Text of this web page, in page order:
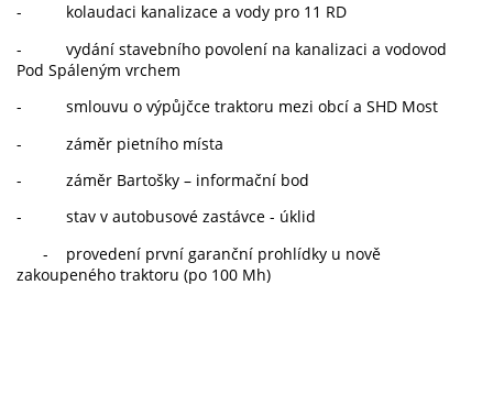
- kolaudaci kanalizace a vody pro 11 RD
- vydání stavebního povolení na kanalizaci a vodovod
Pod Spáleným vrchem
- smlouvu o výpůjčce traktoru mezi obcí a SHD Most
- záměr pietního místa
- záměr Bartošky – informační bod
- stav v autobusové zastávce - úklid
- provedení první garanční prohlídky u nově
zakoupeného traktoru (po 100 Mh)